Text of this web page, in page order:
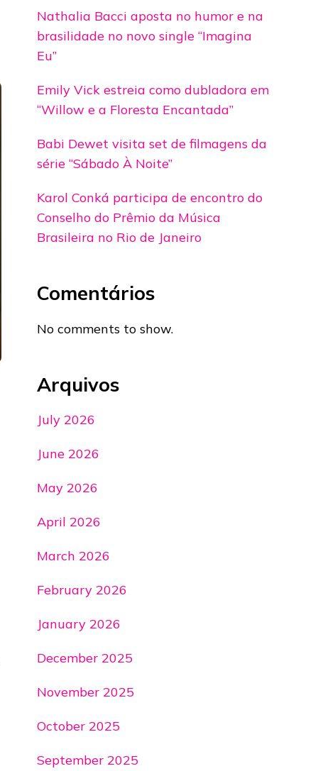
Nathalia Bacci aposta no humor e na
brasilidade no novo single “Imagina
Eu”
Emily Vick estreia como dubladora em
“Willow e a Floresta Encantada”
Babi Dewet visita set de filmagens da
série “Sábado À Noite”
Karol Conká participa de encontro do
Conselho do Prêmio da Música
Brasileira no Rio de Janeiro
Comentários
No comments to show.
Arquivos
July 2026
June 2026
May 2026
April 2026
March 2026
February 2026
January 2026
December 2025
November 2025
October 2025
September 2025